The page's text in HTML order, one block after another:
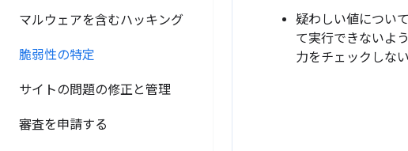
マルウェアを含むハッキング
脆弱性の特定
サイトの問題の修正と管理
審査を申請する
疑わしい値につい
て実行できないよ
力をチェックしな